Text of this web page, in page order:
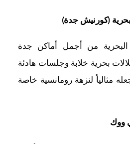
(كورنيش جدة)
من أجمل أماكن جدة
بحرية خلابة وجلسات هادئة
مثالياً لنزهة رومانسية خاصة
ووك